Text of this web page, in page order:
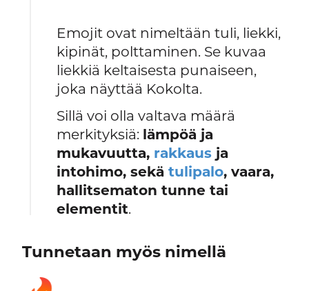
Emojit ovat nimeltään tuli, liekki,
kipinät, polttaminen. Se kuvaa
liekkiä keltaisesta punaiseen,
joka näyttää Kokolta.
Sillä voi olla valtava määrä
merkityksiä: lämpöä ja
mukavuutta, rakkaus ja
intohimo, sekätulipalo, vaara,
hallitsematon tunne tai
elementit.
Tunnetaan myös nimellä